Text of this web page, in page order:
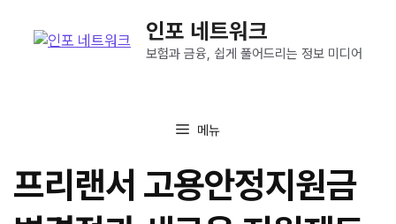
인포 네트워크
보험과 금융, 쉽게 풀어드리는 정보 미디어
메뉴
프리랜서 고용안정지원금